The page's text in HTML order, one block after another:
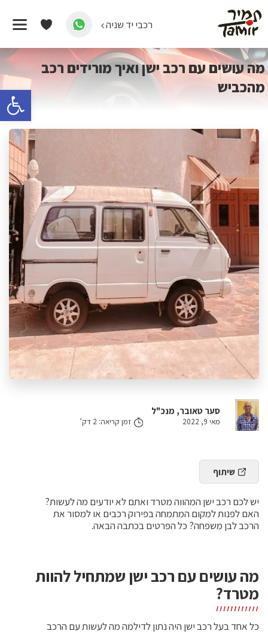
רכבי יד שניה
דף הבית/כל המאמרים
מה עושים עם רכב ישן ואיך מורידים רכב
מה עושים עם רכב ישן ואיך מורידים רכב
מהכביש
סער טאובר, מנכ"ל
מאי 9, 2022 זמן קריאה: 2 דק’
שיתוף
יש לכם רכב ישן המהווה מטרד ואתם לא יודעים מה לעשות?
האם לפנות למקום המתמחה בפירוק רכבים או למסור את
הרכב לבן משפחה? כל הפרטים בכתבה הבאה.
מה עושים עם רכב ישן שמתחיל להוות
מטרד?
כל אחד בעל רכב ישן היה נתון לדילמה מה לעשות עם הרכב